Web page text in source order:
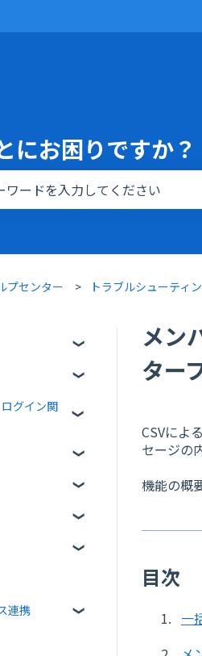
にお困りですか？
プセンター トラブルシューティ
メン
ター
CSVによ
セージの
機能の概
目次
一
ついて
グイン関
ド・編集
連携